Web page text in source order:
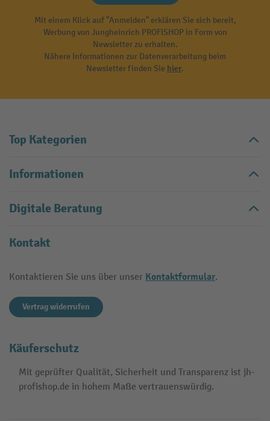
Mit einem Klick auf "Anmelden" erklären Sie sich bereit,
Werbung von Jungheinrich PROFISHOP in Form von
Newsletter zu erhalten.
Nähere Informationen zur Datenverarbeitung beim
Newsletter finden Sie hier.
Top Kategorien
Informationen
Digitale Beratung
Kontakt
Kontaktieren Sie uns über unser Kontaktformular.
Vertrag widerrufen
Käuferschutz
Mit geprüfter Qualität, Sicherheit und Transparenz ist jh-
profishop.de in hohem Maße vertrauenswürdig.